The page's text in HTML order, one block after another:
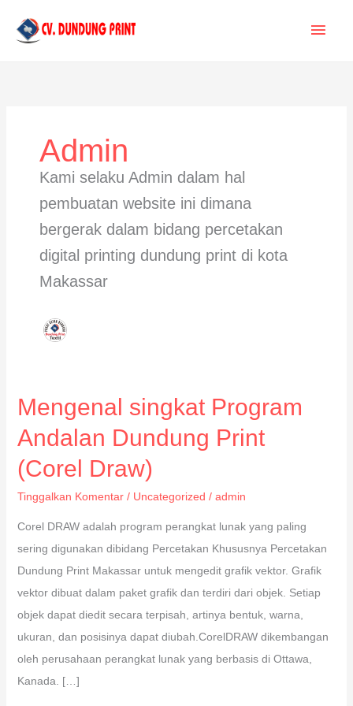
Admin
Kami selaku Admin dalam hal
pembuatan website ini dimana
bergerak dalam bidang percetakan
digital printing dundung print di kota
Makassar
Mengenal singkat Program
Andalan Dundung Print
(Corel Draw)
Tinggalkan Komentar / Uncategorized / admin
Corel DRAW adalah program perangkat lunak yang paling
sering digunakan dibidang Percetakan Khususnya Percetakan
Dundung Print Makassar untuk mengedit grafik vektor. Grafik
vektor dibuat dalam paket grafik dan terdiri dari objek. Setiap
objek dapat diedit secara terpisah, artinya bentuk, warna,
ukuran, dan posisinya dapat diubah.CorelDRAW dikembangan
oleh perusahaan perangkat lunak yang berbasis di Ottawa,
Kanada. […]